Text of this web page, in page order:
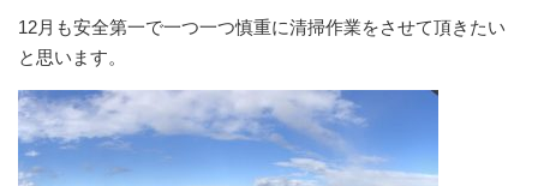
12月も安全第一で一つ一つ慎重に清掃作業をさせて頂きたい
と思います。